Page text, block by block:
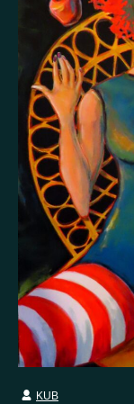
KUB